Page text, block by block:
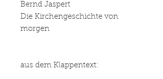
Bernd Jaspert
Die Kirchengeschichte von
morgen
aus dem Klappentext: